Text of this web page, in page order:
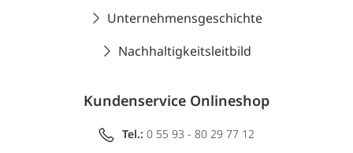
Unternehmensgeschichte
Nachhaltigkeitsleitbild
Kundenservice Onlineshop
Tel.: 0 55 93 - 80 29 77 12